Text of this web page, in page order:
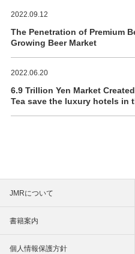
2022.09.12
The Penetration of Premium
Growing Beer Market
2022.06.20
6.9 Trillion Yen Market
Tea save the luxury hotels in
JMRについて
書籍案内
個人情報保護方針